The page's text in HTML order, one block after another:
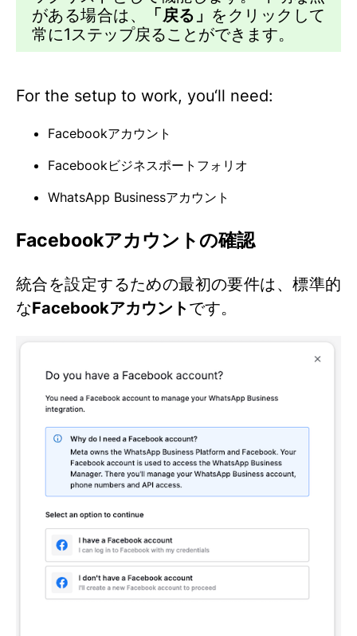
がある場合は、
「戻る」 をクリックして
常に1ステップ戻ることができます。
For the setup to work, you‘ll need:
Facebookアカウント
Facebookビジネスポートフォリオ
WhatsApp Businessアカウント
Facebookアカウントの確認
統合を設定するための最初の要件は、標準的
なFacebookアカウントです。